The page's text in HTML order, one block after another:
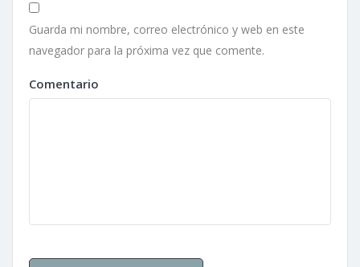
Guarda mi nombre, correo electrónico y web en este
navegador para la próxima vez que comente.
Comentario